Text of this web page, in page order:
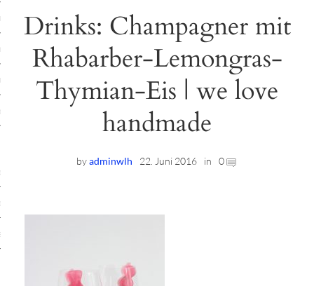
Workshops
Location
Workshops
Drinks: Champagner mit
Rhabarber-Lemongras-
Thymian-Eis | we love
handmade
byadminwlh 22. Juni 2016 in 0